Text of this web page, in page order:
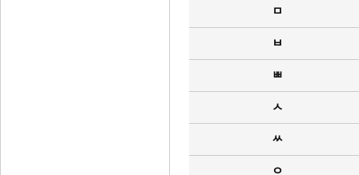
ㅁ
ㅂ
ㅃ
ㅅ
ㅆ
ㅇ